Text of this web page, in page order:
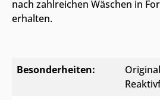
nach zahlreichen Wäschen in
erhalten.
Besonderheiten: